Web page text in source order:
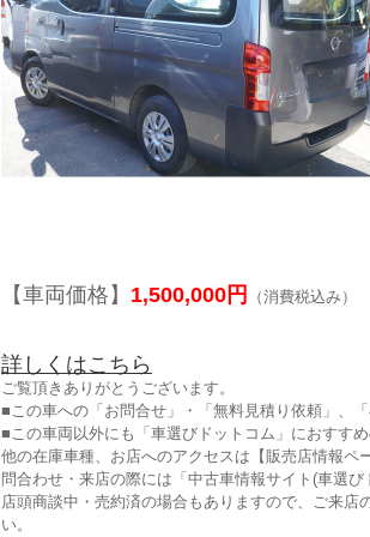
【車両価格】 1,500,000円 （消費税込み）
詳しくはこちら
ご覧頂きありがとうございます。
■この車への「お問合せ」・「無料見積り依頼」、
■この車両以外にも「車選びドットコム」におすす
他の在庫車種、お店へのアクセスは【販売店情報ペ
問合わせ・来店の際には「中古車情報サイト(車選び
店頭商談中・売約済の場合もありますので、ご来店
い。